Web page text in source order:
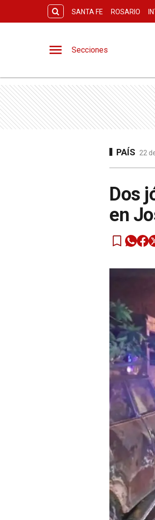
SANTA FE ROSARIO
Secciones
PAÍS 22
Dos
en